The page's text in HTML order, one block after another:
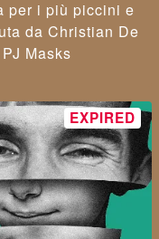
per i più piccini e
da Christian De
Masks